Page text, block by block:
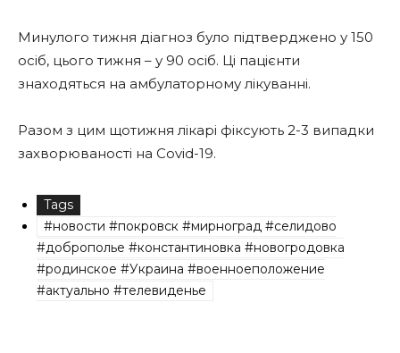
Минулого тижня діагноз було підтверджено у 150
осіб, цього тижня – у 90 осіб. Ці пацієнти
знаходяться на амбулаторному лікуванні.
Разом з цим щотижня лікарі фіксують 2-3 випадки
захворюваності на Covid-19.
Tags
#новости #покровск #мирноград #селидово
#доброполье #константиновка #новогродовка
#родинское #Украина #военноеположение
#актуально #телевиденье